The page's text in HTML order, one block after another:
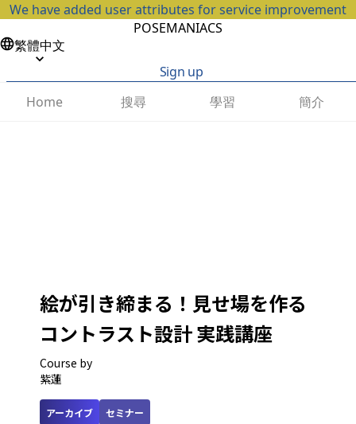
We have added user attributes for service improvement
POSEMANIACS
繁體中文
Sign up
Home
搜尋 學習 簡介
絵が引き締まる！見せ場を作る
コントラスト設計 実践講座
Course by
紫蓮
アーカイブ セミナー